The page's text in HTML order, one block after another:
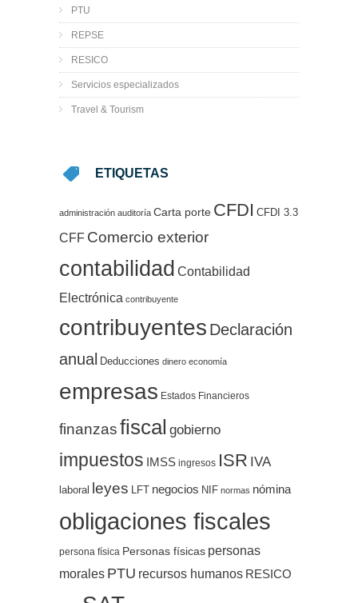
PTU
REPSE
RESICO
Servicios especializados
Travel & Tourism
ETIQUETAS
administración auditoría Carta porte CFDI CFDI 3.3
CFF Comercio exterior
contabilidad Contabilidad
Electrónica contribuyente
contribuyentes Declaración
anual Deducciones dinero economía
empresas Estados Financieros
finanzasfiscal gobierno
impuestos IMSS ingresos ISR IVA
laboral leyes LFT negocios NIF normas nómina
obligaciones fiscales
persona física Personas físicas personas
morales PTU recursos humanos RESICO